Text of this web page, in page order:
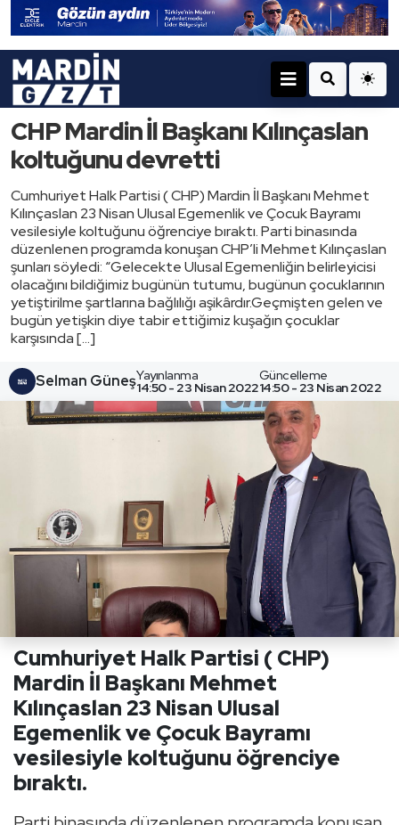
CHP Mardin İl Başkanı Kılınçaslan
koltuğunu devretti
Cumhuriyet Halk Partisi ( CHP) Mardin İl Başkanı Mehmet
Kılınçaslan 23 Nisan Ulusal Egemenlik ve Çocuk Bayramı
vesilesiyle koltuğunu öğrenciye bıraktı. Parti binasında
düzenlenen programda konuşan CHP’li Mehmet Kılınçaslan
şunları söyledi: “Gelecekte Ulusal Egemenliğin belirleyicisi
olacağını bildiğimiz bugünün tutumu, bugünun çocuklarının
yetiştirilme şartlarına bağlılığı aşikârdır.Geçmişten gelen ve
bugün yetişkin diye tabir ettiğimiz kuşağın çocuklar
karşısında […]
Selman GüneşYayınlanma
14:50 - 23 Nisan 2022
Güncelleme
14:50 - 23 Nisan 2022
Cumhuriyet Halk Partisi ( CHP)
Mardin İl Başkanı Mehmet
Kılınçaslan 23 Nisan Ulusal
Egemenlik ve Çocuk Bayramı
vesilesiyle koltuğunu öğrenciye
bıraktı.